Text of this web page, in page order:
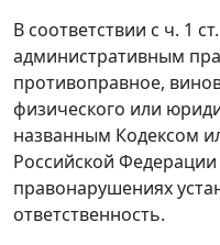
В соответствии с ч. 1
административным
противоправное,
физического или
названным Кодексом
Российской
правонарушениях
ответственность.